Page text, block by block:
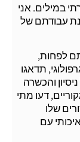
במילים. אני
עבודתם של
לפחות,
תדאגו
והכשרה
דעו מתי
שלו
עם